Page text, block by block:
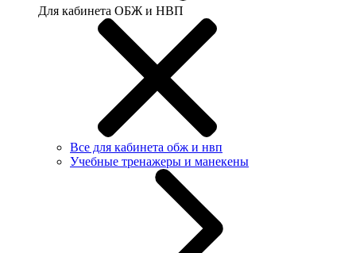
Для кабинета ОБЖ и НВП
Все для кабинета обж и нвп
Учебные тренажеры и манекены